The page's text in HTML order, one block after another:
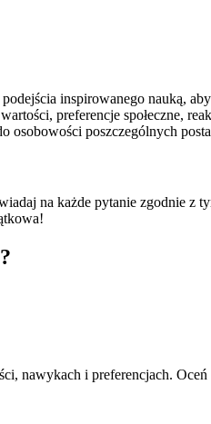
inspirowanego nauką,
preferencje społeczne,
osobowości poszczególnych
na każde pytanie zgodnie z
nawykach i preferencjach.